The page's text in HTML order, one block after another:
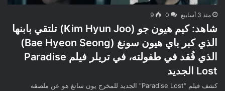
منذ 3 أسابيع 0
9
شاهد: كيم هيون جو (Kim Hyun Joo) تلتقي بابنها
الذي كبر باي هيون سونغ (Bae Hyeon Seong)
الذي فُقد في طفولته، في تريلر فيلم Paradise
Lost الجديد
كشف فيلم “Paradise Lost” الجديد للمخرج يون سانغ هو عن ملصقه